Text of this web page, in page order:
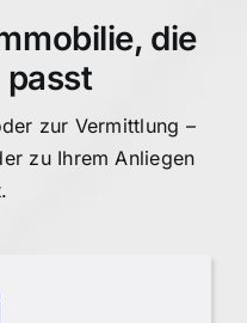
die
passt
zur Vermittlung –
zu Ihrem Anliegen